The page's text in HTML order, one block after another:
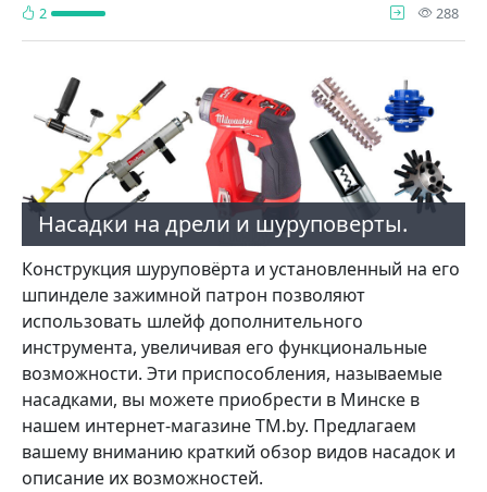
2 288
Насадки на дрели и шуруповерты.
Конструкция шуруповёрта и установленный на его
шпинделе зажимной патрон позволяют
использовать шлейф дополнительного
инструмента, увеличивая его функциональные
возможности. Эти приспособления, называемые
насадками, вы можете приобрести в Минске в
нашем интернет-магазине TM.by. Предлагаем
вашему вниманию краткий обзор видов насадок и
описание их возможностей.